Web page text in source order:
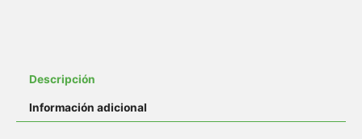
Descripción
Información adicional